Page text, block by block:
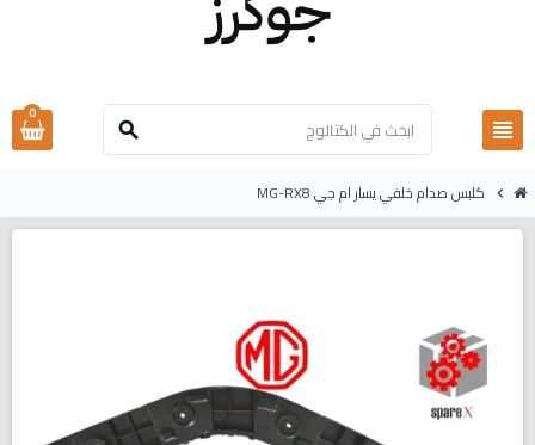
view_headline
search
0
chevron_right كلبس صدام خلفي يسار ام جي MG-RX8